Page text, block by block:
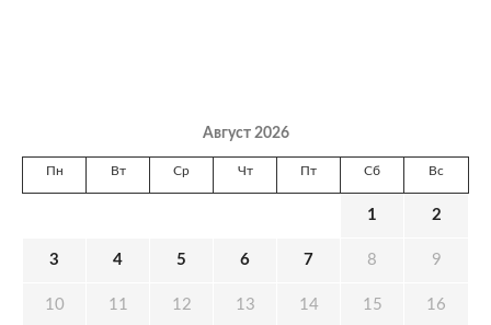
Август 2026
Пн Вт Ср Чт Пт Сб Вс
1 2
3 4 5 6 7 8 9
10 11 12 13 14 15 16